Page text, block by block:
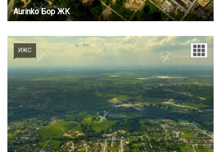
Aurinko Бор ЖК
ИЖС